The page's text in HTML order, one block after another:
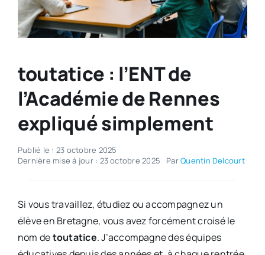
toutatice : l’ENT de
l’Académie de Rennes
expliqué simplement
Publié le : 23 octobre 2025
Dernière mise à jour : 23 octobre 2025
ParQuentin Delcourt
Si vous travaillez, étudiez ou accompagnez un
élève en Bretagne, vous avez forcément croisé le
nom detoutatice. J’accompagne des équipes